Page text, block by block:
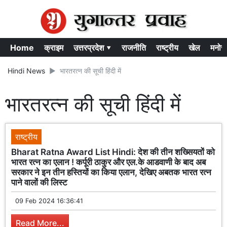
Home क्राइम उत्तरप्रदेश ▾ राजनीति राष्ट्रीय खेल
Hindi News भारतरत्न की सूची हिंदी में
भारतरत्न की सूची हिंदी में
राष्ट्रीय
Bharat Ratna Award List Hindi: देश की तीन शख्सियतों को
भारत रत्न का एलान ! कर्पूरी ठाकुर और एल.के आडवाणी के बाद अब
सरकार ने इन तीन हस्तियों का किया एलान, देखिए अबतक भारत रत्न
पाने वालों की लिस्ट
09 Feb 2024 16:36:41
Read More...